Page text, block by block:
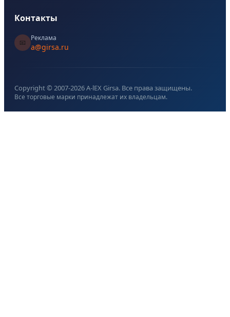
Контакты
📧
Реклама
a@girsa.ru
Copyright © 2007-2026A-lEX Girsa. Все права защищены.
Все торговые марки принадлежат их владельцам.